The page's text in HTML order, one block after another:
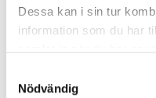
Dessa kan i sin tur
information som du har
Nödvändig
Särskild
efterlevandepension.